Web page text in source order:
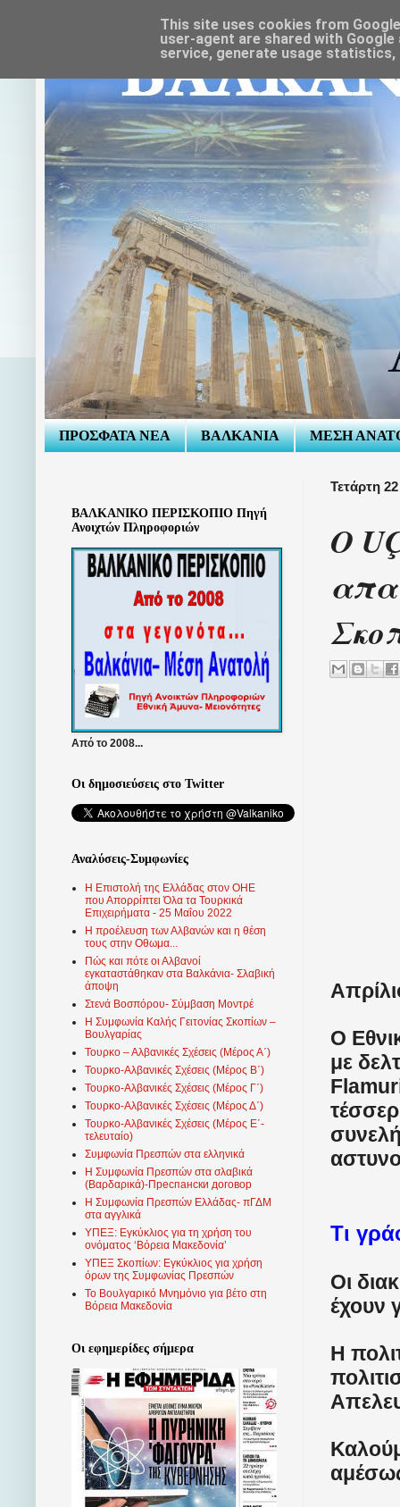
ΠΡΟΣΦΑΤΑ ΝΕΑ ΒΑΛΚΑΝΙΑ ΜΕΣΗ
Τετάρτη
Ο
Ο
με
Τι
Οι
έχουν
Η
ΒΑΛΚΑΝΙΚΟ ΠΕΡΙΣΚΟΠΙΟ Πηγή
Ανοιχτών Πληροφοριών
Από το 2008...
Οι δημοσιεύσεις στο Twitter
Αναλύσεις-Συμφωνίες
Η Επιστολή της Ελλάδας στον ΟΗΕ
που Απορρίπτει Όλα τα Τουρκικά
Επιχειρήματα - 25 Μαΐου 2022
Η προέλευση των Αλβανών και η θέση
τους στην Οθωμα...
Πώς και πότε οι Αλβανοί
εγκαταστάθηκαν στα Βαλκάνια- Σλαβική
άποψη
Στενά Βοσπόρου- Σύμβαση Μοντρέ
Η Συμφωνία Καλής Γειτονίας Σκοπίων –
Βουλγαρίας
Τουρκο – Αλβανικές Σχέσεις (Mέρος Α΄)
Τουρκο-Αλβανικές Σχέσεις (Μέρος Β΄)
Τουρκο-Αλβανικές Σχέσεις (Μέρος Γ΄)
Τουρκο-Αλβανικές Σχέσεις (Μέρος Δ΄)
Τουρκο-Αλβανικές Σχέσεις (Μέρος Ε΄-
τελευταίο)
Συμφωνία Πρεσπών στα ελληνικά
Η Συμφωνία Πρεσπών στα σλαβικά
(Βαρδαρικά)-Преспански договор
Η Συμφωνία Πρεσπών Ελλάδας- πΓΔΜ
στα αγγλικά
ΥΠΕΞ: Εγκύκλιος για τη χρήση του
ονόματος ‘Βόρεια Μακεδονία’
ΥΠΕΞ Σκοπίων: Εγκύκλιος για χρήση
όρων της Συμφωνίας Πρεσπών
Το Βουλγαρικό Μνημόνιο για βέτο στη
Βόρεια Μακεδονία
Οι εφημερίδες σήμερα
This site uses cookies from
user-agent are shared with
service, generate usage statistics,